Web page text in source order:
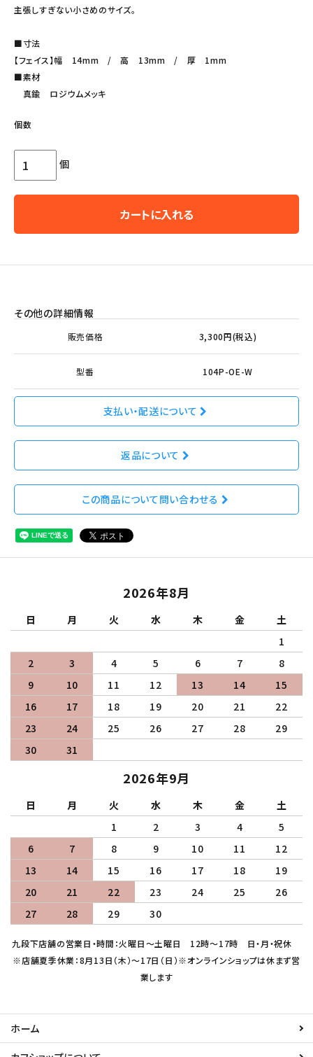
主張しすぎない小さめのサイズ。
■寸法
【フェイス】幅 14mm / 高 13mm / 厚 1mm
■素材
真鍮 ロジウムメッキ
個数
個
カートに入れる
その他の詳細情報
販売価格 3,300円(税込)
型番 104P-OE-W
支払い・配送について
返品について
この商品について問い合わせる
2026年8月
日 月 火 水 木 金
土
1
2
3 4 5 6 7
8
9
10 11 12 13 14
15
16
17 18 19 20 21
22
23
24 25 26 27 28
29
30
31
2026年9月
日 月 火 水 木 金
土
1
2 3 4
5
6
7 8 9 10 11
12
13
14 15 16 17 18
19
20
21 22 23 24 25
26
27
28 29 30
九段下店舗の営業日・時間：火曜日～土曜日 12時～17時 日・月・祝休
※店舗夏季休業：8月13日（木）～17日（日）※オンラインショップは休まず営
業します
ホーム